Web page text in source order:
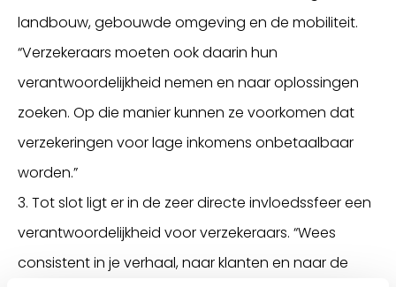
landbouw, gebouwde omgeving en de mobiliteit.
“Verzekeraars moeten ook daarin hun
verantwoordelijkheid nemen en naar oplossingen
zoeken. Op die manier kunnen ze voorkomen dat
verzekeringen voor lage inkomens onbetaalbaar
worden.”
3. Tot slot ligt er in de zeer directe invloedssfeer een
verantwoordelijkheid voor verzekeraars. “Wees
consistent in je verhaal, naar klanten en naar de